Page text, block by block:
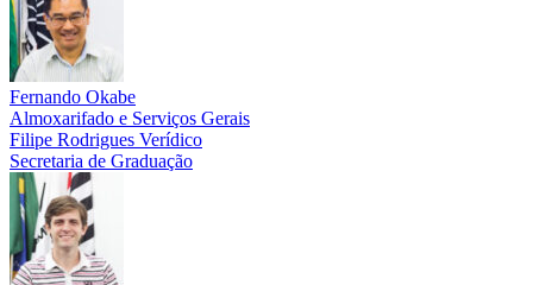
Fernando Okabe
Almoxarifado e Serviços Gerais
Filipe Rodrigues Verídico
Secretaria de Graduação